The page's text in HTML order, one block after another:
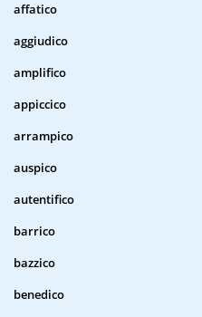
affatico
aggiudico
amplifico
appiccico
arrampico
auspico
autentifico
barrico
bazzico
benedico